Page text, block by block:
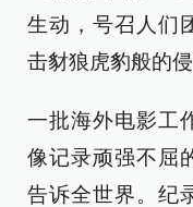
生动，号召人们
击豺狼虎豹般的侵
一批海外电影工
像记录顽强不屈
告诉全世界。纪